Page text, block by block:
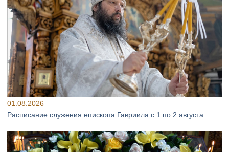
01.08.2026
Расписание служения епископа Гавриила с 1 по 2 августа